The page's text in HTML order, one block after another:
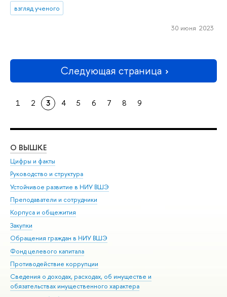
взгляд ученого
30 июня 2023
Следующая страница
1 2 3 4 5 6 7 8 9
О ВЫШКЕ
Цифры и факты
Руководство и структура
Устойчивое развитие в НИУ ВШЭ
Преподаватели и сотрудники
Корпуса и общежития
Закупки
Обращения граждан в НИУ ВШЭ
Фонд целевого капитала
Противодействие коррупции
Сведения о доходах, расходах, об имуществе и
обязательствах имущественного характера